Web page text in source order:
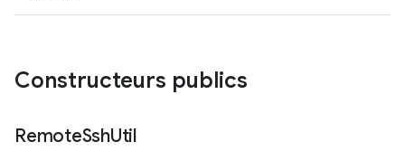
Constructeurs publics
RemoteSshUtil